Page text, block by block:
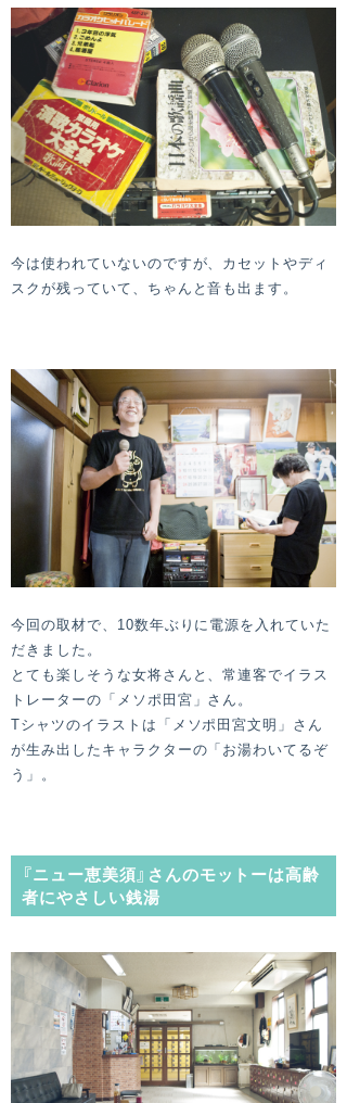
今は使われていないのですが、カセットやディ
スクが残っていて、ちゃんと音も出ます。
今回の取材で、10数年ぶりに電源を入れていた
だきました。
とても楽しそうな女将さんと、常連客でイラス
トレーターの「メソポ田宮」さん。
Tシャツのイラストは「メソポ田宮文明」さん
が生み出したキャラクターの「お湯わいてるぞ
う」。
『ニュー恵美須』さんのモットーは高齢
者にやさしい銭湯